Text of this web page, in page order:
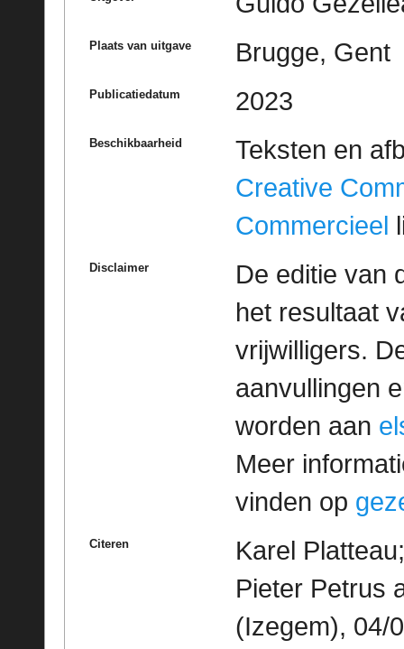
Plaats van uitgave Brugge, Gent
Publicatiedatum 2023
Beschikbaarheid
Teksten en
Creative
Commercieel
Disclaimer
De editie van
het resultaat
vrijwilligers.
aanvullingen
worden aan
Meer
vinden op
Citeren
Karel
Pieter Petrus
(Izegem), 04/